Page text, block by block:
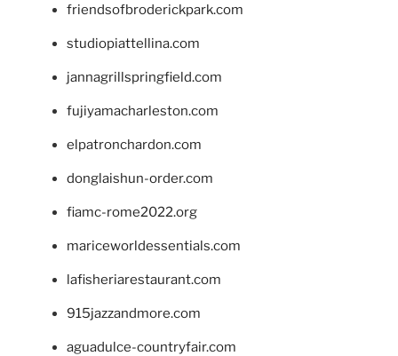
friendsofbroderickpark.com
studiopiattellina.com
jannagrillspringfield.com
fujiyamacharleston.com
elpatronchardon.com
donglaishun-order.com
fiamc-rome2022.org
mariceworldessentials.com
lafisheriarestaurant.com
915jazzandmore.com
aguadulce-countryfair.com